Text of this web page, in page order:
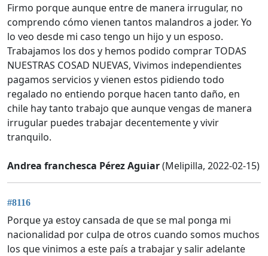
Firmo porque aunque entre de manera irrugular, no
comprendo cómo vienen tantos malandros a joder. Yo
lo veo desde mi caso tengo un hijo y un esposo.
Trabajamos los dos y hemos podido comprar TODAS
NUESTRAS COSAD NUEVAS, Vivimos independientes
pagamos servicios y vienen estos pidiendo todo
regalado no entiendo porque hacen tanto daño, en
chile hay tanto trabajo que aunque vengas de manera
irrugular puedes trabajar decentemente y vivir
tranquilo.
Andrea franchesca Pérez Aguiar(Melipilla, 2022-02-15)
#8116
Porque ya estoy cansada de que se mal ponga mi
nacionalidad por culpa de otros cuando somos muchos
los que vinimos a este país a trabajar y salir adelante